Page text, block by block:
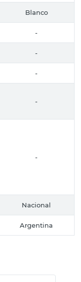
Blanco
-
-
-
-
-
Nacional
Argentina